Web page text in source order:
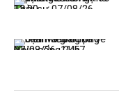
Thời sự
07/08/26, 12:00
Nhịp sống 24h
07/08/26, 11:57